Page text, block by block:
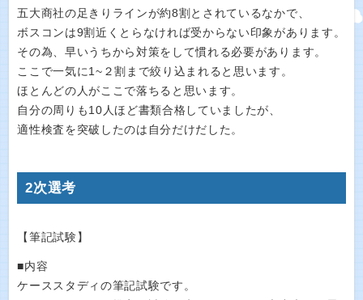
五大商社の足きりラインが約8割とされているなかで、
ボスコンは9割近くとらなければ受からない印象があります。
その為、早いうちから対策をして慣れる必要があります。
ここで一気に1~２割まで絞り込まれると思います。
ほとんどの人がここで落ちると思います。
自分の周りも10人ほど書類合格していましたが、
適性検査を突破したのは自分だけだした。
2次選考
【筆記試験】
■内容
ケーススタディの筆記試験です。